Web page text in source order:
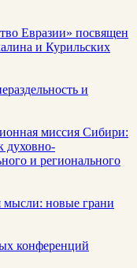
Евразии» посвящен
и Курильских
и
миссия Сибири:
духовно-
и регионального
новые грани
конференций